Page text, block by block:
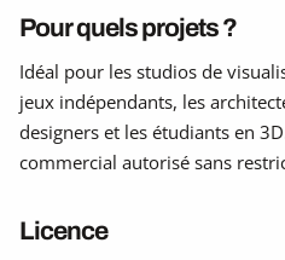
Pour quels projets ?
Idéal pour les studios de
jeux indépendants, les
designers et les étudiants en
commercial autorisé sans
Licence